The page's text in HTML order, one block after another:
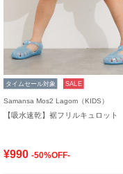
タイムセール対象 SALE
Samansa Mos2 Lagom（KIDS）
【吸水速乾】裾フリルキュロット
¥990 -50%OFF-